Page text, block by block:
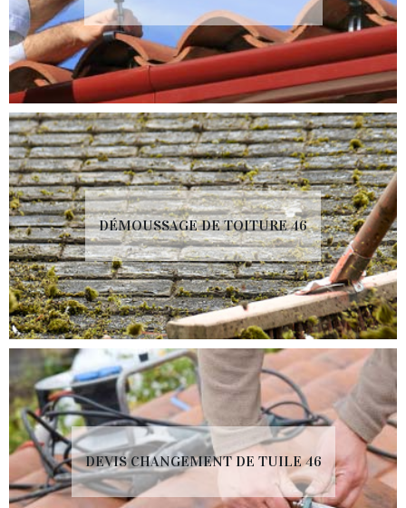
DÉMOUSSAGE DE TOITURE 46
DEVIS CHANGEMENT DE TUILE 46